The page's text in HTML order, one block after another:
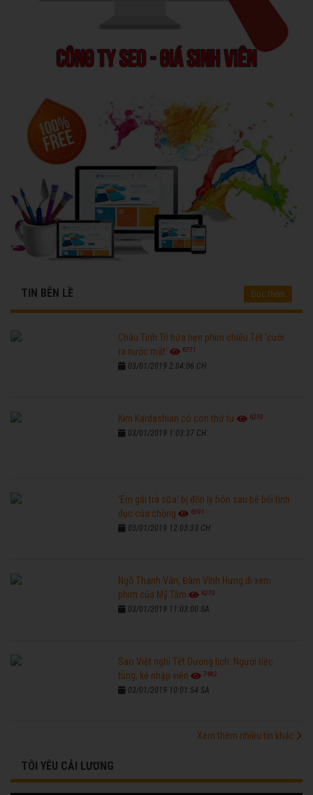
TIN BÊN LỀ Đọc thêm
Châu Tinh Trì hứa hẹn phim chiếu Tết 'cười
ra nước mắt'
6771
03/01/2019 2:04:06 CH
Kim Kardashian có con thứ tư 6270
03/01/2019 1:03:37 CH
'Em gái trà sữa' bị đồn ly hôn sau bê bối tình
dục của chồng
6591
03/01/2019 12:03:33 CH
Ngô Thanh Vân, Đàm Vĩnh Hưng đi xem
phim của Mỹ Tâm
6270
03/01/2019 11:03:00 SA
Sao Việt nghỉ Tết Dương lịch: Người tiệc
tùng, kẻ nhập viện
7682
03/01/2019 10:01:54 SA
Xem thêm nhiều tin khác
TÔI YÊU CẢI LƯƠNG